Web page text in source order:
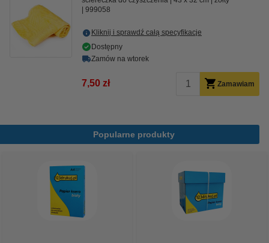
999058
Kliknij i sprawdź całą specyfikacje
Dostępny
Zamów na wtorek
7,50 zł Zamawiam
Popularne produkty